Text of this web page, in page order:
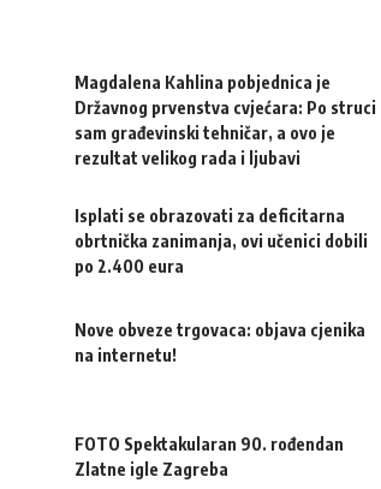
Magdalena Kahlina pobjednica je
Državnog prvenstva cvjećara: Po struci
sam građevinski tehničar, a ovo je
rezultat velikog rada i ljubavi
Isplati se obrazovati za deficitarna
obrtnička zanimanja, ovi učenici dobili
po 2.400 eura
Nove obveze trgovaca: objava cjenika
na internetu!
FOTO Spektakularan 90. rođendan
Zlatne igle Zagreba